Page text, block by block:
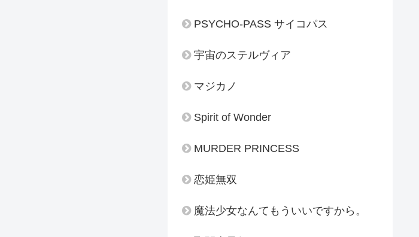
PSYCHO-PASS サイコパス
宇宙のステルヴィア
マジカノ
Spirit of Wonder
MURDER PRINCESS
恋姫無双
魔法少女なんてもういいですから。